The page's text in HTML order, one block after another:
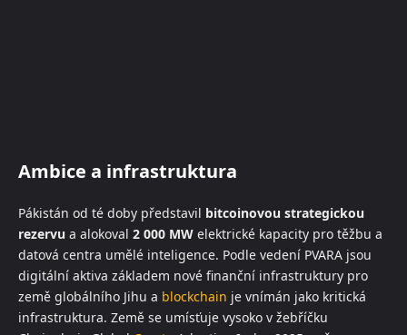
Ambice a infrastruktura
Pákistán od té doby představil bitcoinovou strategickou
rezervu a alokoval 2 000 MW elektrické kapacity pro těžbu a
datová centra umělé inteligence. Podle vedení PVARA jsou
digitální aktiva základem nové finanční infrastruktury pro
země globálního Jihu a blockchain je vnímán jako kritická
infrastruktura. Země se umísťuje vysoko v žebříčku